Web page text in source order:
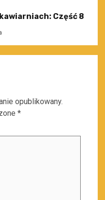
Część 8
opublikowany.
*